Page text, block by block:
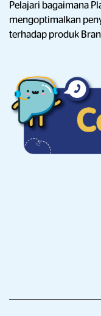
Pelajari bagaimana
mengoptimalkan
terhadap produk